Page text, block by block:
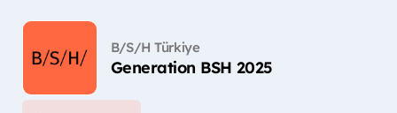
B/S/H Türkiye
Generation BSH 2025